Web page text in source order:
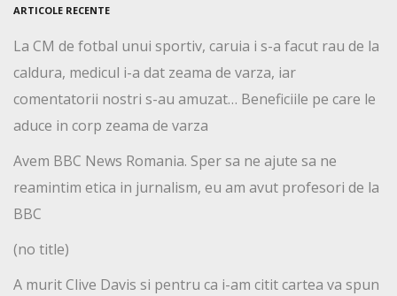
ARTICOLE RECENTE
La CM de fotbal unui sportiv, caruia i s-a facut rau de la
caldura, medicul i-a dat zeama de varza, iar
comentatorii nostri s-au amuzat… Beneficiile pe care le
aduce in corp zeama de varza
Avem BBC News Romania. Sper sa ne ajute sa ne
reamintim etica in jurnalism, eu am avut profesori de la
BBC
(no title)
A murit Clive Davis si pentru ca i-am citit cartea va spun